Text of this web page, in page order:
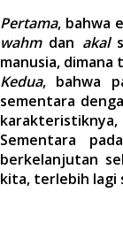
Pertama, bahwa
wahmdan akal
manusia,
Kedua, bahwa
sementara
Sementara
berkelanjutan
kita, terlebih lagi